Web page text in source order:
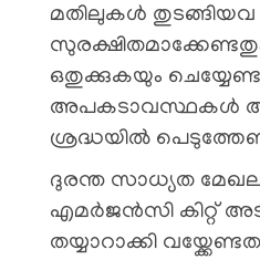
മതിലുകൾ തുടങ്ങിയവ
ഒതുക്കുകയും
അപകടാവസ്ഥകൾ
ശ്രദ്ധയിൽ
ദുരന്ത സാധ്യത
എമർജൻസി കിറ്റ്
തയ്യാറാക്കി